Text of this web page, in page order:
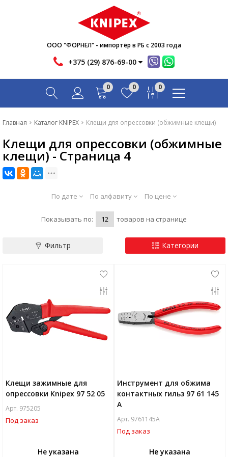
ООО "ФОРНЕЛ" - импортёр в РБ с 2003 года
+375 (29) 876-69-00
Новости
Инфо
Контакты
Скачать
0 0 0
Главная Каталог KNIPEX Клещи для опрессовки (обжимные клещи)
Клещи для опрессовки (обжимные
клещи) - Страница 4
По дате По алфавиту По цене
Показывать по: товаров на странице
Фильтр Категории
Клещи зажимные для
опрессовки Knipex 97 52 05
Арт. 975205
Под заказ
Не указана
Инструмент для обжима
контактных гильз 97 61 145
A
Арт. 9761145A
Под заказ
Не указана
Новости
Акции
Инфо
Контакты
Вопрос-ответ